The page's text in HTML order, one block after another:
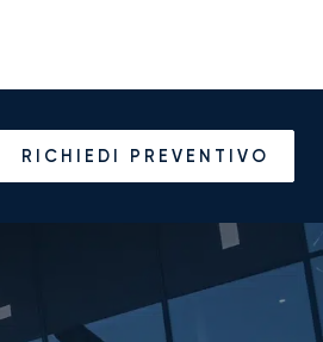
RICHIEDI PREVENTIVO